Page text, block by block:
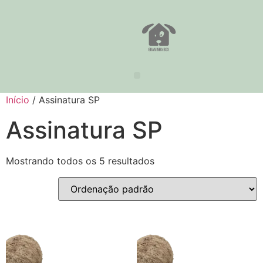
Início / Assinatura SP
Assinatura SP
Mostrando todos os 5 resultados